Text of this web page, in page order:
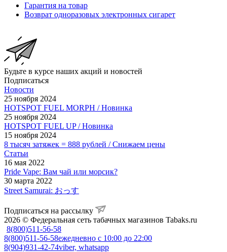
Гарантия на товар
Возврат одноразовых электронных сигарет
Будьте в курсе наших акций и новостей
Подписаться
Новости
25 ноября 2024
HOTSPOT FUEL MORPH / Новинка
25 ноября 2024
HOTSPOT FUEL UP / Новинка
15 ноября 2024
8 тысяч затяжек = 888 рублей / Снижаем цены
Статьи
16 мая 2022
Pride Vape: Вам чай или морсик?
30 марта 2022
Street Samurai: おっす
Подписаться на рассылку
2026 © Федеральная сеть табачных магазинов Tabaks.ru
8(800)511-56-58
8(800)511-56-58ежедневно с 10:00 до 22:00
8(904)931-42-74viber, whatsapp